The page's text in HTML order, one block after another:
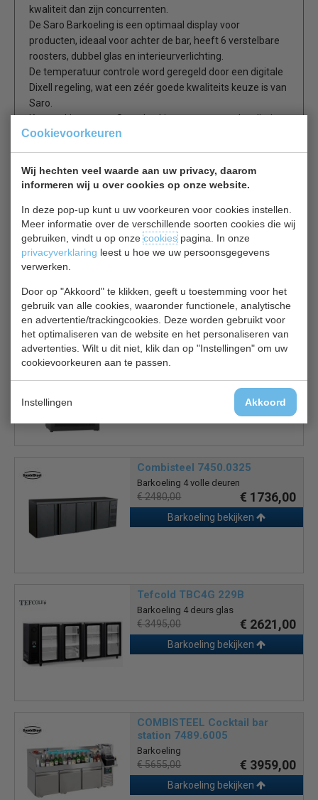
Cookievoorkeuren
Wij hechten veel waarde aan uw privacy, daarom
informeren wij u over cookies op onze website.
In deze pop-up kunt u uw voorkeuren voor cookies instellen.
Meer informatie over de verschillende soorten cookies die wij
gebruiken, vindt u op onzecookiespagina. In onze
privacyverklaring leest u hoe we uw persoonsgegevens
verwerken.
Door op "Akkoord" te klikken, geeft u toestemming voor het
gebruik van alle cookies, waaronder functionele, analytische
en advertentie/trackingcookies. Deze worden gebruikt voor
het optimaliseren van de website en het personaliseren van
advertenties. Wilt u dit niet, klik dan op "Instellingen" om uw
cookievoorkeuren aan te passen.
Instellingen Akkoord
kwaliteit dan zijn concurrenten.
De Saro Barkoeling is een optimaal display voor
producten, ideaal voor achter de bar, heeft 6 verstelbare
roosters, dubbel glas en interieurverlichting.
De temperatuur controle word geregeld door een digitale
Dixell regeling, wat een zéér goede kwaliteits keuze is van
Saro.
Kortom kiest u met Saro dan kiest u voor meer kwaliteit
én (bedrijfs)zekerheid.
Interne verlichting
Digitale temperatuur regeling (DIXELL)
Deze flessenkoelkast is zeer geschikt voor het café, bar,
restaurant, en alle andere professionele gebruikers.
Is dit iets voor jou?
COMBISTEEL 7013.2575
Barkoeling
€ 355,00
Barkoeling bekijken
Combisteel 7450.0325
Barkoeling 4 volle deuren
€ 2480,00 € 1736,00
Barkoeling bekijken
Tefcold TBC4G 229B
Barkoeling 4 deurs glas
€ 3495,00 € 2621,00
Barkoeling bekijken
COMBISTEEL Cocktail bar
station 7489.6005
Barkoeling
€ 5655,00 € 3959,00
Barkoeling bekijken